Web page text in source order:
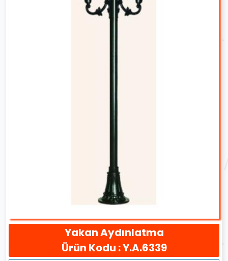
Yakan Aydınlatma
Ürün Kodu : Y.A.6339